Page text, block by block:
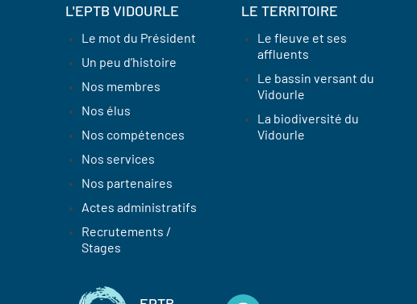
L'EPTB VIDOURLE
Le mot du Président
Un peu d’histoire
Nos membres
Nos élus
Nos compétences
Nos services
Nos partenaires
Actes administratifs
Recrutements /
Stages
LE TERRITOIRE
Le fleuve et ses
affluents
Le bassin versant du
Vidourle
La biodiversité du
Vidourle